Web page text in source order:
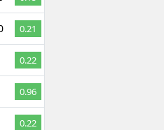
0.21
0.22
0.96
0.22